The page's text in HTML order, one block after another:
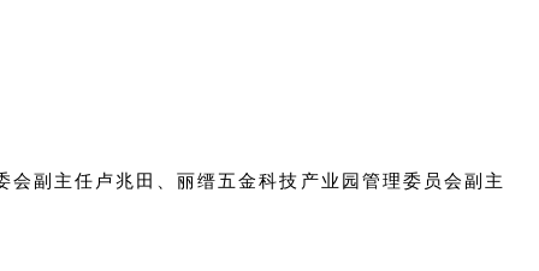
副主任卢兆田、丽缙五金科技产业园管理委员会副主